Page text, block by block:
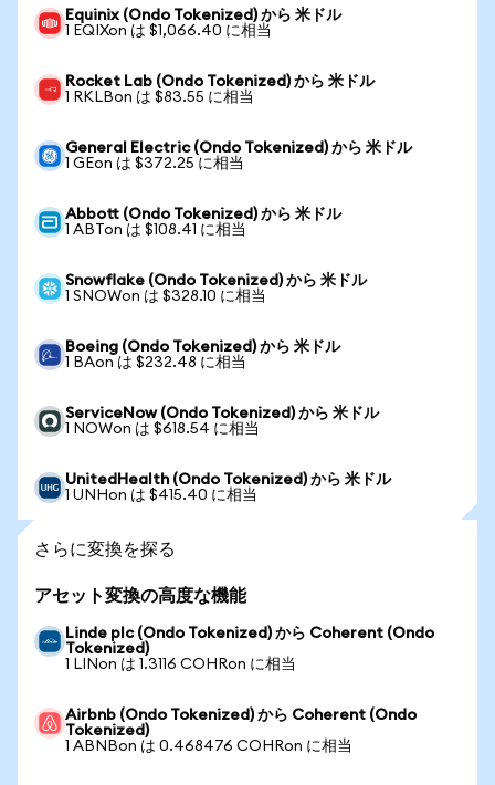
Equinix (Ondo Tokenized) から 米ドル
1 EQIXon は $1,066.40 に相当
Rocket Lab (Ondo Tokenized) から 米ドル
1 RKLBon は $83.55 に相当
General Electric (Ondo Tokenized) から 米ドル
1 GEon は $372.25 に相当
Abbott (Ondo Tokenized) から 米ドル
1 ABTon は $108.41 に相当
Snowflake (Ondo Tokenized) から 米ドル
1 SNOWon は $328.10 に相当
Boeing (Ondo Tokenized) から 米ドル
1 BAon は $232.48 に相当
ServiceNow (Ondo Tokenized) から 米ドル
1 NOWon は $618.54 に相当
UnitedHealth (Ondo Tokenized) から 米ドル
1 UNHon は $415.40 に相当
さらに変換を探る
アセット変換の高度な機能
Linde plc (Ondo Tokenized) から Coherent (Ondo
Tokenized)
1 LINon は 1.3116 COHRon に相当
Airbnb (Ondo Tokenized) から Coherent (Ondo
Tokenized)
1 ABNBon は 0.468476 COHRon に相当